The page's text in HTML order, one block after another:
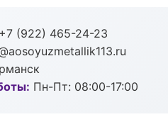
+7 (922) 465-24-23
Пн-Пт: 08:00-17:00